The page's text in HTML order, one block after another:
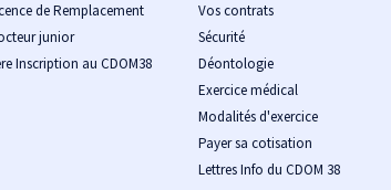
de Remplacement
junior
Inscription au CDOM38
Vos contrats
Sécurité
Déontologie
Exercice médical
Modalités d'exercice
Payer sa cotisation
Lettres Info du CDOM 38